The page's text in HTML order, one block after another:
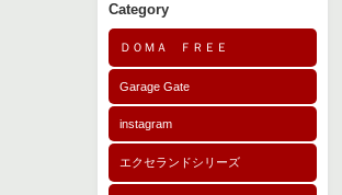
Category
ＤＯＭＡ ＦＲＥＥ
Garage Gate
instagram
エクセランドシリーズ